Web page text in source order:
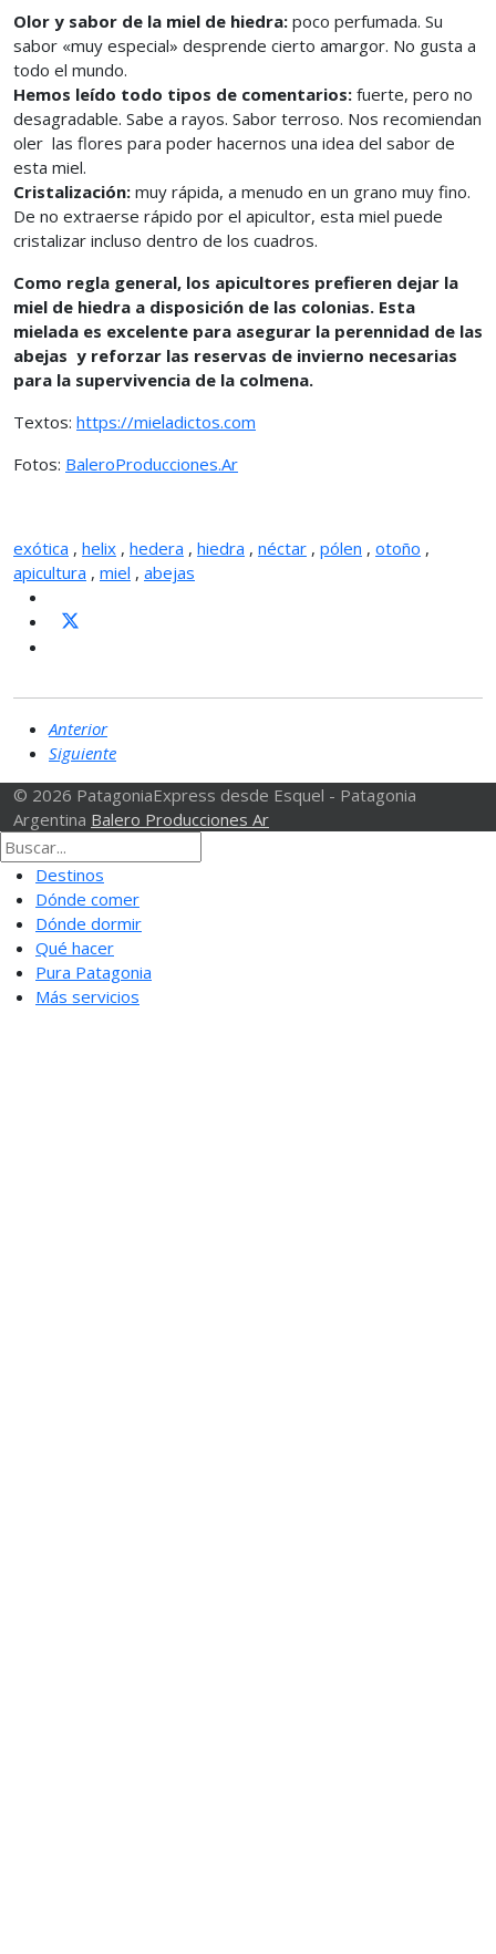
Olor y sabor de la miel de hiedra: poco perfumada. Su
sabor «muy especial» desprende cierto amargor. No gusta a
todo el mundo.
Hemos leído todo tipos de comentarios: fuerte, pero no
desagradable. Sabe a rayos. Sabor terroso. Nos recomiendan
oler las flores para poder hacernos una idea del sabor de
esta miel.
Cristalización: muy rápida, a menudo en un grano muy fino.
De no extraerse rápido por el apicultor, esta miel puede
cristalizar incluso dentro de los cuadros.
Como regla general, los apicultores prefieren dejar la
miel de hiedra a disposición de las colonias. Esta
mielada es excelente para asegurar la perennidad de las
abejas y reforzar las reservas de invierno necesarias
para la supervivencia de la colmena.
Textos: https://mieladictos.com
Fotos: BaleroProducciones.Ar
exótica , helix , hedera , hiedra , néctar , pólen , otoño ,
apicultura , miel , abejas
Anterior
Siguiente
© 2026 PatagoniaExpress desde Esquel - Patagonia
Argentina Balero Producciones Ar
Destinos
Dónde comer
Dónde dormir
Qué hacer
Pura Patagonia
Más servicios